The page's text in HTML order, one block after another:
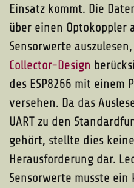
Einsatz kommt. Die
über einen Optokoppler
Sensorwerte
Collector-Design
des ESP8266 mit einem
versehen. Da das
UART zu den
gehört, stellte dies
Herausforderung dar.
Sensorwerte musste